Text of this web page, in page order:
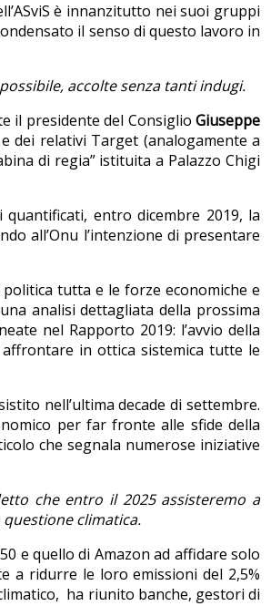
è innanzitutto nei suoi gruppi
il senso di questo lavoro in
accolte senza tanti indugi.
il presidente del Consiglio Giuseppe
dei relativi Target (analogamente a
di regia” istituita a Palazzo Chigi
entro dicembre 2019, la
all’Onu l’intenzione di presentare
politica tutta e le forze economiche e
analisi dettagliata della prossima
nel Rapporto 2019: l’avvio della
in ottica sistemica tutte le
nell’ultima decade di settembre.
per far fronte alle sfide della
che segnala numerose iniziative
che entro il 2025 assisteremo a
climatica.
e quello di Amazon ad affidare solo
a ridurre le loro emissioni del 2,5%
ha riunito banche, gestori di